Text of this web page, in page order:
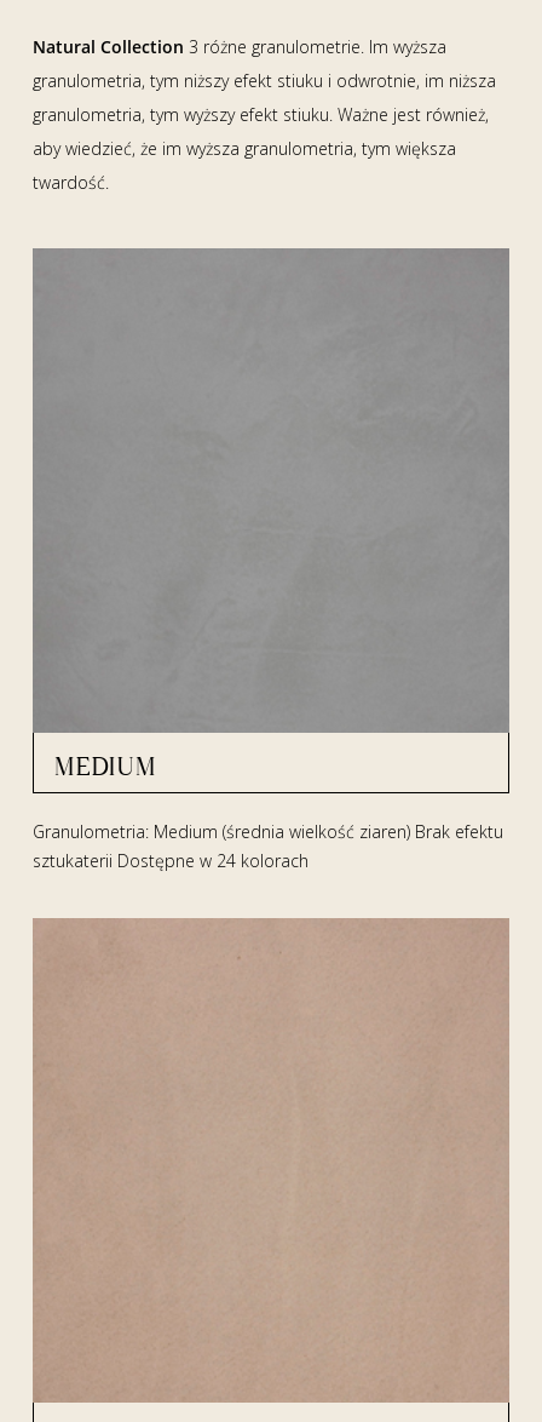
Natural Collection 3 różne granulometrie. Im wyższa
granulometria, tym niższy efekt stiuku i odwrotnie, im niższa
granulometria, tym wyższy efekt stiuku. Ważne jest również,
aby wiedzieć, że im wyższa granulometria, tym większa
twardość.
MEDIUM
Granulometria: Medium (średnia wielkość ziaren) Brak efektu
sztukaterii Dostępne w 24 kolorach